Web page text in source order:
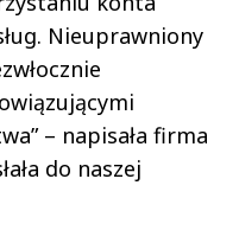
Nieuprawniony
– napisała firma
do naszej